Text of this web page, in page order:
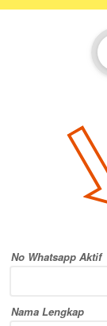
No Whatsapp Aktif
Nama Lengkap